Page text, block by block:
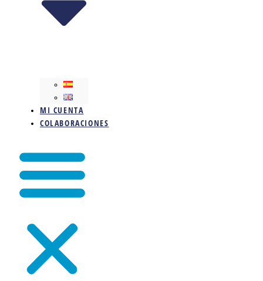
MI CUENTA
COLABORACIONES